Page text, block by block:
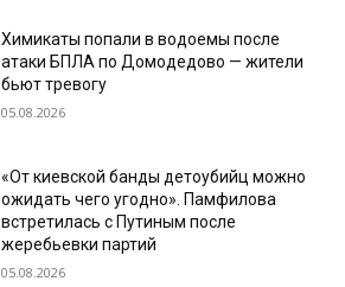
Химикаты попали в водоемы после
атаки БПЛА по Домодедово — жители
бьют тревогу
05.08.2026
«От киевской банды детоубийц можно
ожидать чего угодно». Памфилова
встретилась с Путиным после
жеребьевки партий
05.08.2026